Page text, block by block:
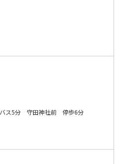
ス5分 守田神社前 停歩6分